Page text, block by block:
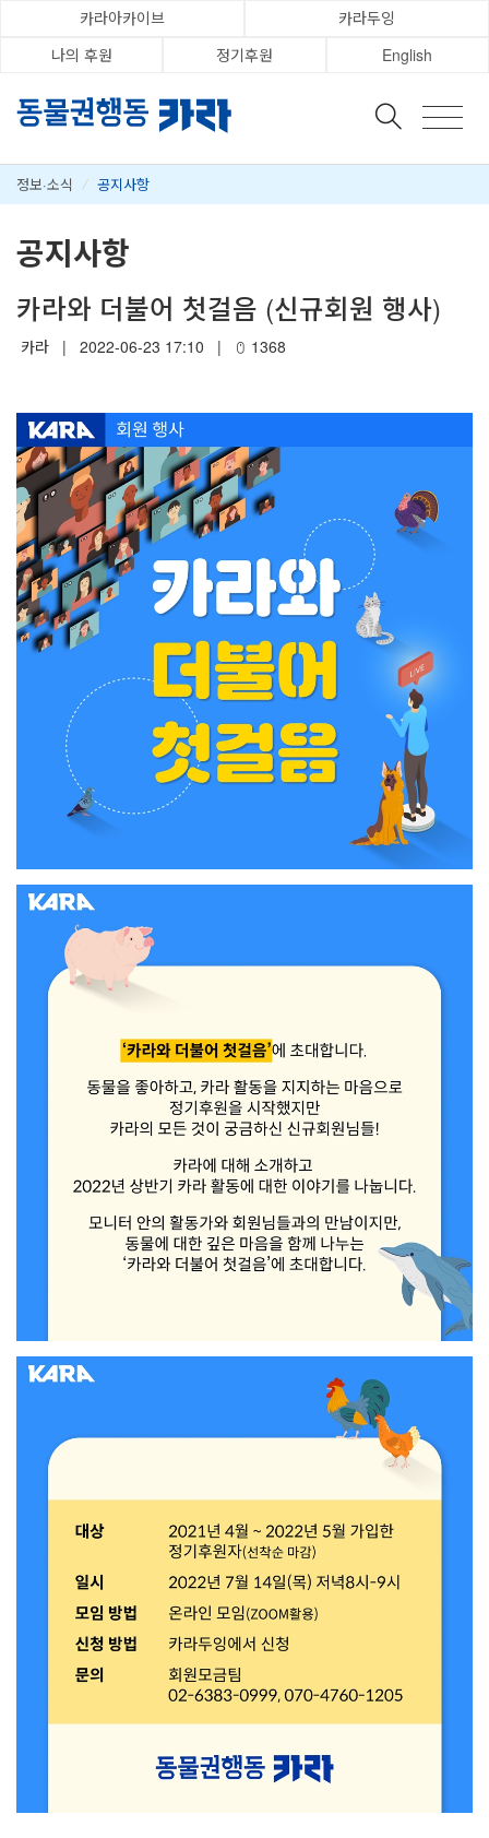
카라아카이브
카라두잉
나의 후원
정기후원 English
정보·소식 / 공지사항
공지사항
카라와 더불어 첫걸음 (신규회원 행사)
카라 | 2022-06-23 17:10 | 1368